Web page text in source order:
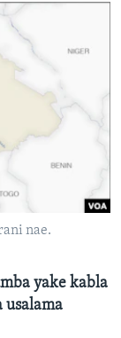
nae.
yake kabla
usalama